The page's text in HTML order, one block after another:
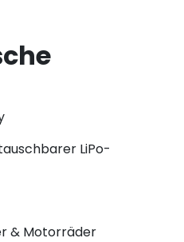
LiPo-
& Motorräder